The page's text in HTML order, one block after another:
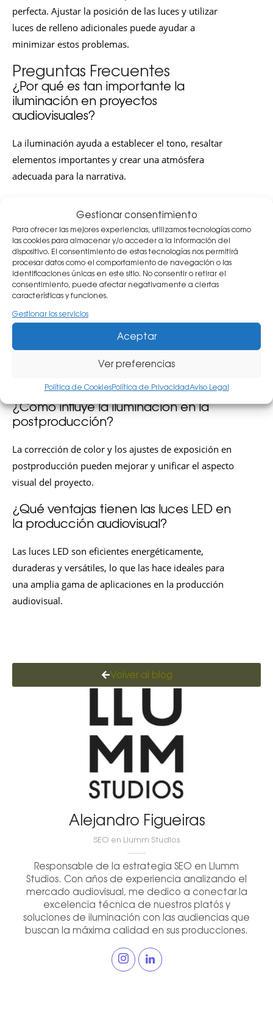
Gestionar consentimiento
Para ofrecer las mejores experiencias, utilizamos tecnologías como
las cookies para almacenar y/o acceder a la información del
dispositivo. El consentimiento de estas tecnologías nos permitirá
procesar datos como el comportamiento de navegación o las
identificaciones únicas en este sitio. No consentir o retirar el
consentimiento, puede afectar negativamente a ciertas
características y funciones.
Gestionar los servicios
Aceptar
Ver preferencias
Política de CookiesPolítica de PrivacidadAviso Legal
perfecta. Ajustar la posición de las luces y utilizar
luces de relleno adicionales puede ayudar a
minimizar estos problemas.
Preguntas Frecuentes
¿Por qué es tan importante la
iluminación en proyectos
audiovisuales?
La iluminación ayuda a establecer el tono, resaltar
elementos importantes y crear una atmósfera
adecuada para la narrativa.
iluminación suave y dura?
La iluminación suave produce sombras difusas y
suaves, mientras que la iluminación dura crea
sombras nítidas y definidas.
¿Qué es la técnica de tres puntos de
iluminación?
Es una técnica básica que utiliza una luz principal,
una luz de relleno y una luz de fondo para
¿Cómo influye la iluminación en la
postproducción?
La corrección de color y los ajustes de exposición en
postproducción pueden mejorar y unificar el aspecto
visual del proyecto.
¿Qué ventajas tienen las luces LED en
la producción audiovisual?
Las luces LED son eficientes energéticamente,
duraderas y versátiles, lo que las hace ideales para
una amplia gama de aplicaciones en la producción
audiovisual.
Volver al blog
Alejandro Figueiras
SEO en Llumm Studios
Responsable de la estrategia SEO en Llumm
Studios. Con años de experiencia analizando el
mercado audiovisual, me dedico a conectar la
excelencia técnica de nuestros platós y
soluciones de iluminación con las audiencias que
buscan la máxima calidad en sus producciones.